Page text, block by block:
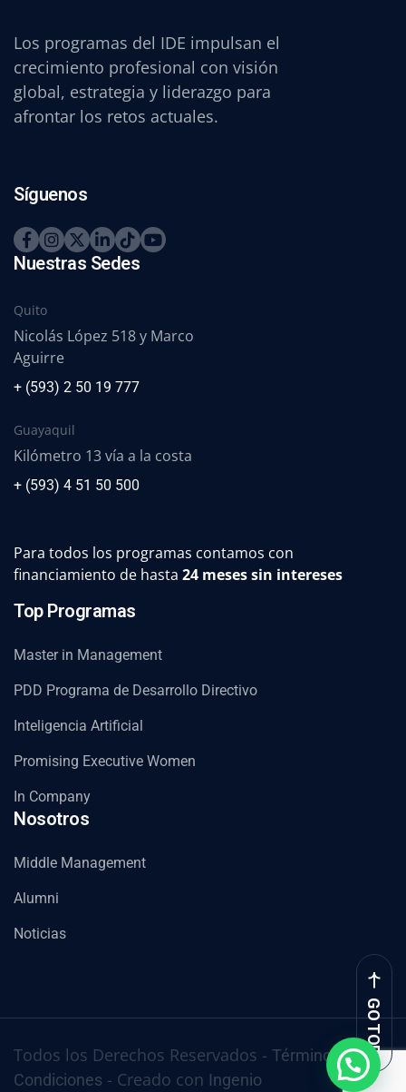
Los programas del IDE impulsan el
crecimiento profesional con visión
global, estrategia y liderazgo para
afrontar los retos actuales.
Síguenos
Nuestras Sedes
Quito
Nicolás López 518 y Marco
Aguirre
+ (593) 2 50 19 777
Guayaquil
Kilómetro 13 vía a la costa
+ (593) 4 51 50 500
Para todos los programas contamos con
financiamiento de hasta 24 meses sin intereses
Top Programas
Master in Management
PDD Programa de Desarrollo Directivo
Inteligencia Artificial
Promising Executive Women
In Company
Nosotros
Middle Management
Alumni
Noticias
Todos los Derechos Reservados - Términos y
Condiciones - Creado con Ingenio
GO TOP